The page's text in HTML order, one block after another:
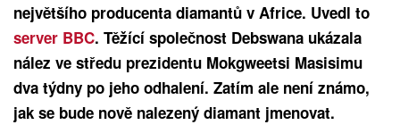
největšího producenta diamantů v Africe. Uvedl to
server BBC. Těžící společnost Debswana ukázala
nález ve středu prezidentu Mokgweetsi Masisimu
dva týdny po jeho odhalení. Zatím ale není známo,
jak se bude nově nalezený diamant jmenovat.